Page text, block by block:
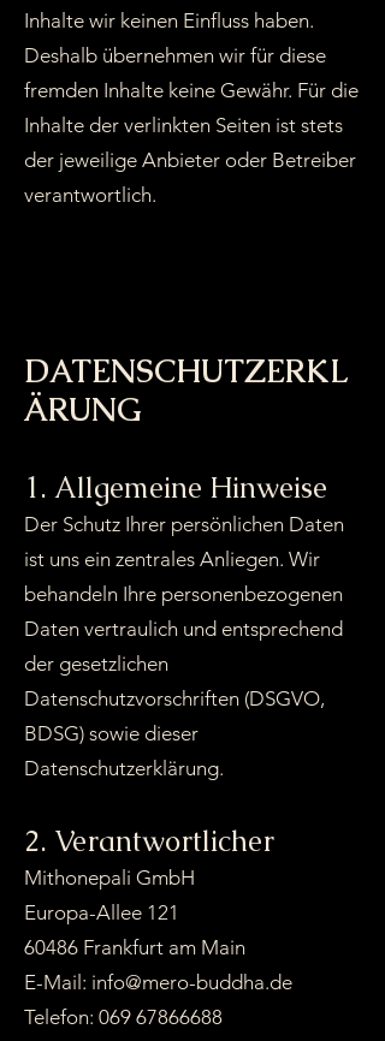
Inhalte wir keinen Einfluss haben.
Deshalb übernehmen wir für diese
fremden Inhalte keine Gewähr. Für die
Inhalte der verlinkten Seiten ist stets
der jeweilige Anbieter oder Betreiber
verantwortlich.
DATENSCHUTZERKL
ÄRUNG
1. Allgemeine Hinweise
Der Schutz Ihrer persönlichen Daten
ist uns ein zentrales Anliegen. Wir
behandeln Ihre personenbezogenen
Daten vertraulich und entsprechend
der gesetzlichen
Datenschutzvorschriften (DSGVO,
BDSG) sowie dieser
Datenschutzerklärung.
2. Verantwortlicher
Mithonepali GmbH
Europa-Allee 121
60486 Frankfurt am Main
E-Mail: info@mero-buddha.de
Telefon: 069 67866688